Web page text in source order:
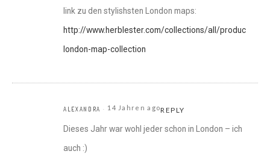
link zu den stylishsten London maps:
http://www.herblester.com/collections/all/products/
london-map-collection
ALEXANDRA 14 Jahren agoREPLY
Dieses Jahr war wohl jeder schon in London – ich
auch :)